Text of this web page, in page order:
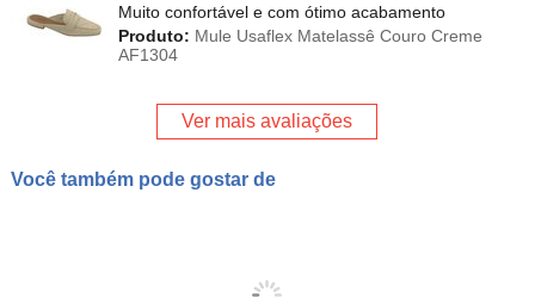
Muito confortável e com ótimo acabamento
Produto: Mule Usaflex Matelassê Couro Creme
AF1304
Ver mais avaliações
Você também pode gostar de